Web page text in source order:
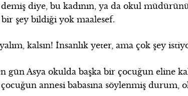
demiş diye, bu kadının, ya da okul
şey bildiği yok maalesef.
kalsın! İnsanlık yeter, ama çok şey
gün Asya okulda başka bir çocuğun eline
annesi babasına söylenmiş durum,